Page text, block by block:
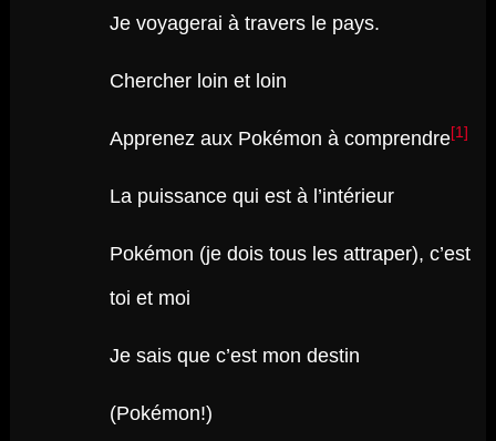
Je voyagerai à travers le pays.
Chercher loin et loin
Apprenez aux Pokémon à comprendre[1]
La puissance qui est à l’intérieur
Pokémon (je dois tous les attraper), c’est
toi et moi
Je sais que c’est mon destin
(Pokémon!)